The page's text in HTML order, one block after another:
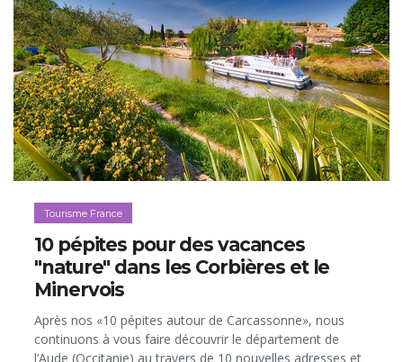
Tourisme France
10 pépites pour des vacances
"nature" dans les Corbières et le
Minervois
Après nos «10 pépites autour de Carcassonne», nous
continuons à vous faire découvrir le département de
l’Aude (Occitanie) au travers de 10 nouvelles adresses et